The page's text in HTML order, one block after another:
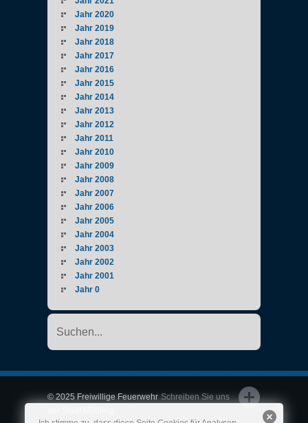
Jahr 2020
Jahr 2019
Jahr 2018
Jahr 2017
Jahr 2016
Jahr 2015
Jahr 2014
Jahr 2013
Jahr 2012
Jahr 2011
Jahr 2010
Jahr 2009
Jahr 2008
Jahr 2007
Jahr 2006
Jahr 2005
Jahr 2004
Jahr 2003
Jahr 2002
Jahr 2001
Jahr 0
Schreiben Sie uns
© 2025 Freiwillige Feuerwehr